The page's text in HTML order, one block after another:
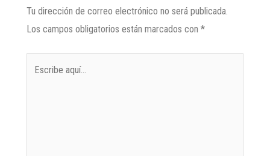
Tu dirección de correo electrónico no será publicada.
Los campos obligatorios están marcados con *